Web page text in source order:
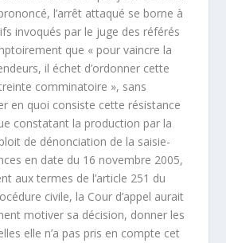
l’arrêt attaqué se borne à
invoqués par le juge des référés
que « pour vaincre la
il échet d’ordonner cette
comminatoire », sans
en quoi consiste cette résistance
constatant la production par la
de dénonciation de la saisie-
en date du 16 novembre 2005,
aux termes de l’article 251 du
civile, la Cour d’appel aurait
motiver sa décision, donner les
elle n’a pas pris en compte cet